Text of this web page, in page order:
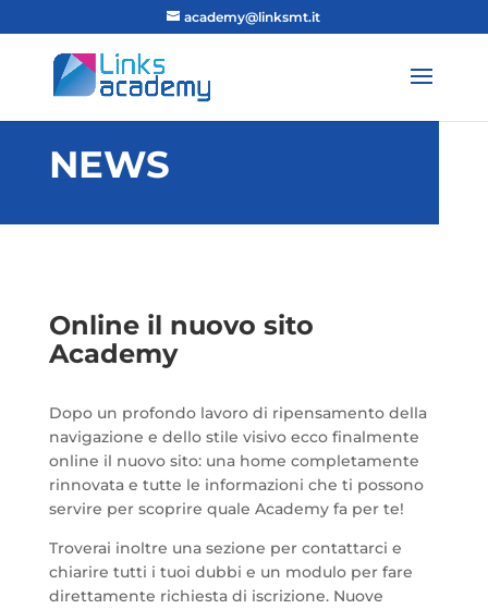
academy@linksmt.it
NEWS
Online il nuovo sito
Academy
Dopo un profondo lavoro di ripensamento della
navigazione e dello stile visivo ecco finalmente
online il nuovo sito: una home completamente
rinnovata e tutte le informazioni che ti possono
servire per scoprire quale Academy fa per te!
Troverai inoltre una sezione per contattarci e
chiarire tutti i tuoi dubbi e un modulo per fare
direttamente richiesta di iscrizione. Nuove